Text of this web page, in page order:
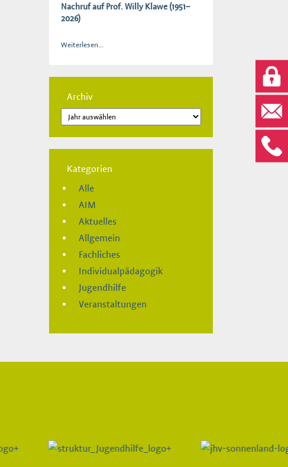
Nachruf auf Prof. Willy Klawe (1951–
2026)
Weiterlesen...
Archiv
Kategorien
Alle
AIM
Aktuelles
Allgemein
Fachliches
Individualpädagogik
Jugendhilfe
Veranstaltungen